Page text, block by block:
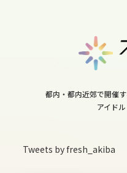
13
sat
都内・都内近郊で開催
アイド
Tweets by fresh_akiba